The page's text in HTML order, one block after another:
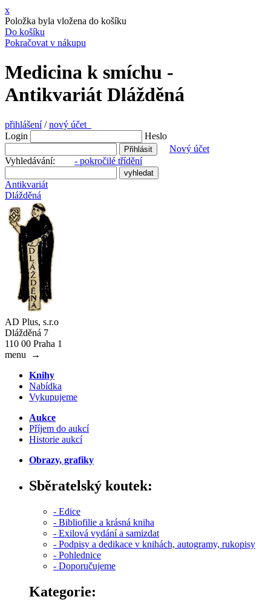
x
Položka byla vložena do košíku
Do košíku
Pokračovat v nákupu
Medicina k smíchu -
Antikvariát Dlážděná
přihlášení/nový účet
Login
Heslo
Nový účet
Vyhledávání: - pokročilé třídění
Antikvariát
Dlážděná
AD Plus, s.r.o
Dlážděná 7
110 00 Praha 1
menu
→
Knihy
Nabídka
Vykupujeme
Aukce
Příjem do aukcí
Historie aukcí
Obrazy, grafiky
Sběratelský koutek:
- Edice
- Bibliofilie a krásná kniha
- Exilová vydání a samizdat
- Podpisy a dedikace v knihách, autogramy, rukopisy
- Pohlednice
- Doporučujeme
Kategorie: